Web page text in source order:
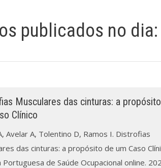
publicados no dia:
Musculares das cinturas: a
Clínico
Avelar A, Tolentino D, Ramos I. Distrofias
das cinturas: a propósito de um Caso
Portuguesa de Saúde Ocupacional online.